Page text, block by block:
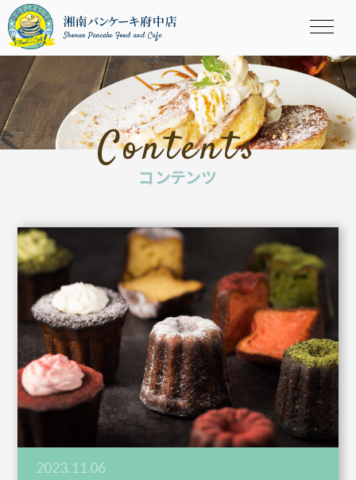
Shonan Pancake Food and Cafe
Contents
コンテンツ
2023.11.06